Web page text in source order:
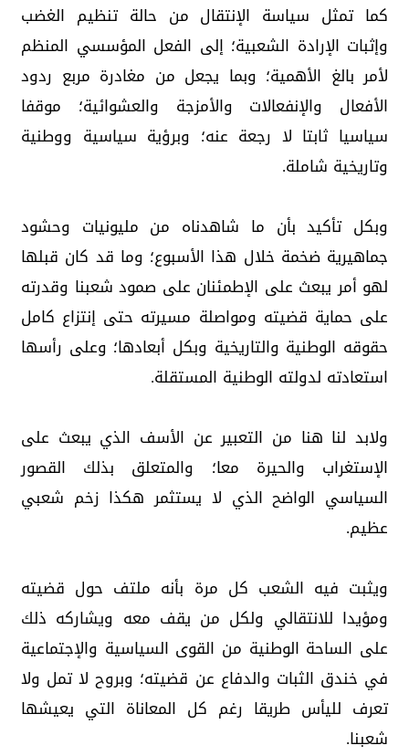
كما تمثل سياسة الإنتقال من حالة تنظيم الغضب
وإثبات الإرادة الشعبية؛ إلى الفعل المؤسسي المنظم
لأمر بالغ الأهمية؛ وبما يجعل من مغادرة مربع ردود
الأفعال والإنفعالات والأمزجة والعشوائية؛ موقفا
سياسيا ثابتا لا رجعة عنه؛ وبرؤية سياسية ووطنية
وتاريخية شاملة.
وبكل تأكيد بأن ما شاهدناه من مليونيات وحشود
جماهيرية ضخمة خلال هذا الأسبوع؛ وما قد كان قبلها
لهو أمر يبعث على الإطمئنان على صمود شعبنا وقدرته
على حماية قضيته ومواصلة مسيرته حتى إنتزاع كامل
حقوقه الوطنية والتاريخية وبكل أبعادها؛ وعلى رأسها
استعادته لدولته الوطنية المستقلة.
ولابد لنا هنا من التعبير عن الأسف الذي يبعث على
الإستغراب والحيرة معا؛ والمتعلق بذلك القصور
السياسي الواضح الذي لا يستثمر هكذا زخم شعبي
عظيم.
ويثبت فيه الشعب كل مرة بأنه ملتف حول قضيته
ومؤيدا للانتقالي ولكل من يقف معه ويشاركه ذلك
على الساحة الوطنية من القوى السياسية والإجتماعية
في خندق الثبات والدفاع عن قضيته؛ وبروح لا تمل ولا
تعرف لليأس طريقا رغم كل المعاناة التي يعيشها
شعبنا.